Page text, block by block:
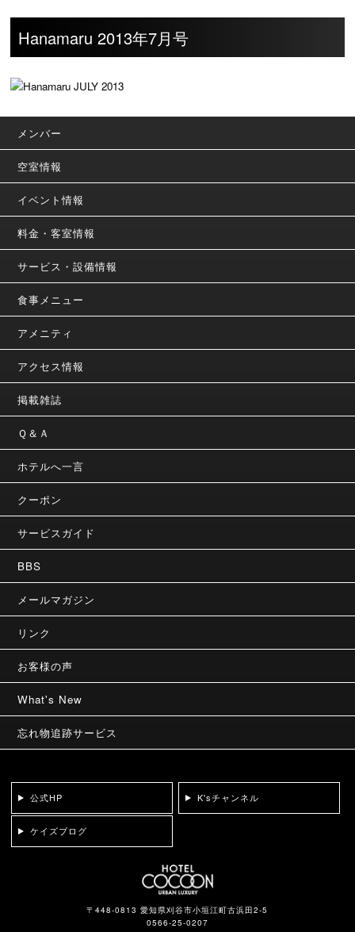
Hanamaru 2013年7月号
メンバー
空室情報
イベント情報
料金・客室情報
サービス・設備情報
食事メニュー
アメニティ
アクセス情報
掲載雑誌
Ｑ＆Ａ
ホテルへ一言
クーポン
サービスガイド
BBS
メールマガジン
リンク
お客様の声
What's New
忘れ物追跡サービス
公式HP K'sチャンネル
ケイズブログ
〒448-0813 愛知県刈谷市小垣江町古浜田2-5
0566-25-0207